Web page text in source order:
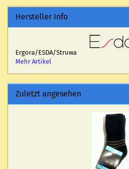
Hersteller Info
Ergora/ESDA/Struwa
Mehr Artikel
Zuletzt angesehen